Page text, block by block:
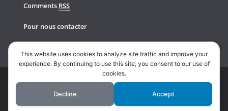
Comments RSS
Pour nous contacter
Copyright © 2026Music In Belgium. All rights reserved.
ColorMag Pro by ThemeGrill. Powered by
This website uses cookies to analyze site traffic and improve your
experience. By continuing to use this site, you consent to our use of
cookies.
Decline Accept